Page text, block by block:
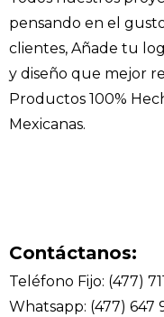
pensando en el
clientes, Añade tu
y diseño que mejor
Productos 100%
Mexicanas.
Contáctanos:
Teléfono Fijo: (477)
Whatsapp: (477) 647